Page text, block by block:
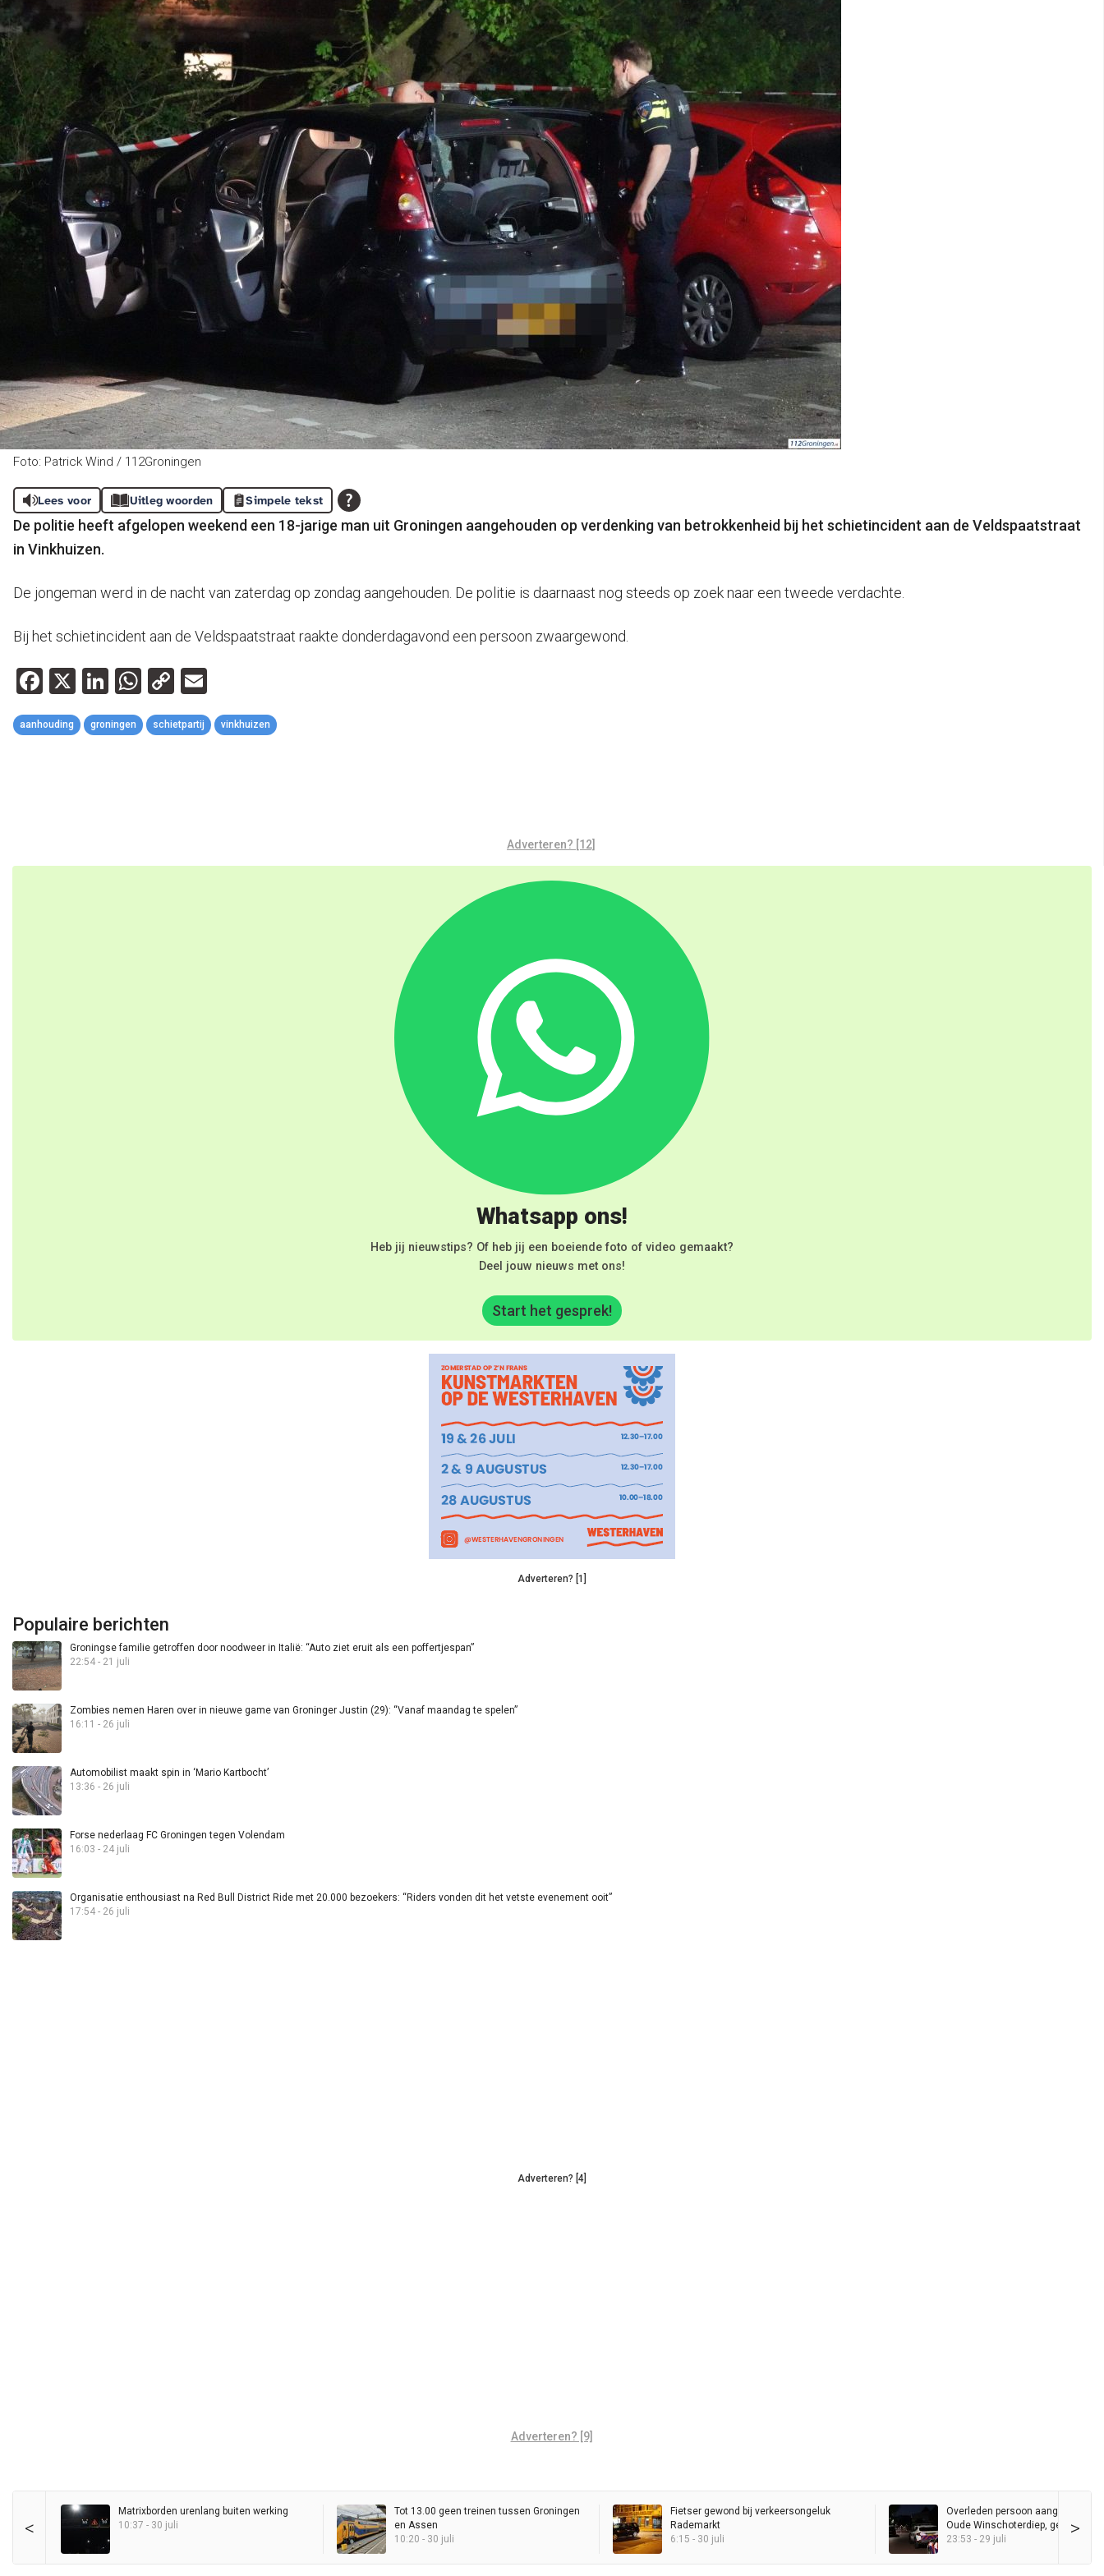
Foto: Patrick Wind / 112Groningen
Lees voor Uitleg woorden Simpele tekst
De politie heeft afgelopen weekend een 18-jarige man uit Groningen aangehouden op verdenking van betrokkenheid bij het schietincident aan de Veldspaatstraat
in Vinkhuizen.
De jongeman werd in de nacht van zaterdag op zondag aangehouden. De politie is daarnaast nog steeds op zoek naar een tweede verdachte.
Bij het schietincident aan de Veldspaatstraat raakte donderdagavond een persoon zwaargewond.
Facebook
X LinkedIn
WhatsApp
Copy
Link
aanhouding groningen schietpartij vinkhuizen
Adverteren? [12]
Whatsapp ons!
Heb jij nieuwstips? Of heb jij een boeiende foto of video gemaakt?
Deel jouw nieuws met ons!
Start het gesprek!
Adverteren? [1]
Populaire berichten
Groningse familie getroffen door noodweer in Italië: “Auto ziet eruit als een poffertjespan”
22:54 - 21 juli
Zombies nemen Haren over in nieuwe game van Groninger Justin (29): “Vanaf maandag te spelen”
16:11 - 26 juli
Automobilist maakt spin in ‘Mario Kartbocht’
13:36 - 26 juli
Forse nederlaag FC Groningen tegen Volendam
16:03 - 24 juli
Organisatie enthousiast na Red Bull District Ride met 20.000 bezoekers: “Riders vonden dit het vetste evenement ooit”
17:54 - 26 juli
Adverteren? [4]
Adverteren? [9]
< >
Matrixborden urenlang buiten werking
10:37 - 30 juli
Tot 13.00 geen treinen tussen Groningen
en Assen
10:20 - 30 juli
Fietser gewond bij verkeersongeluk
Rademarkt
6:15 - 30 juli
Overleden persoon aangetroffen
Oude Winschoterdiep, geen
(update)
23:53 - 29 juli